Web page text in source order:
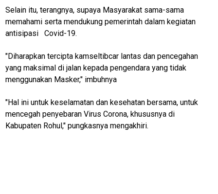
Selain itu, terangnya, supaya Masyarakat sama-sama
memahami serta mendukung pemerintah dalam kegiatan
antisipasi Covid-19.
"Diharapkan tercipta kamseltibcar lantas dan pencegahan
yang maksimal di jalan kepada pengendara yang tidak
menggunakan Masker," imbuhnya
"Hal ini untuk keselamatan dan kesehatan bersama, untuk
mencegah penyebaran Virus Corona, khususnya di
Kabupaten Rohul," pungkasnya mengakhiri.
Home
W
jawabarat